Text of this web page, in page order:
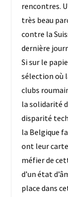
rencontres.
très beau
contre la
dernière
Si sur le
sélection où
clubs
la solidarité
disparité
la Belgique
ont leur
méfier de
d’un état
place dans